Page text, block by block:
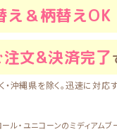
え＆柄替えOK
文&決済完了
沖縄県を除く。迅速に対応
ール・ユニコーンのミディアム